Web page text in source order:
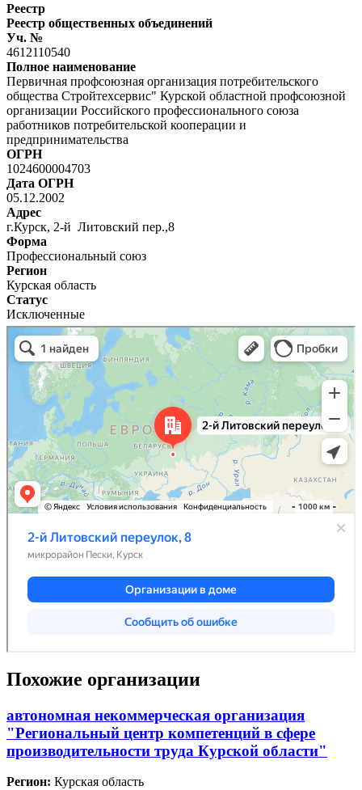
Реестр
Реестр общественных объединений
Уч. №
4612110540
Полное наименование
Первичная профсоюзная организация потребительского
общества Стройтехсервис" Курской областной профсоюзной
организации Российского профессионального союза
работников потребительской кооперации и
предпринимательства
ОГРН
1024600004703
Дата ОГРН
05.12.2002
Адрес
г.Курск, 2-й Литовский пер.,8
Форма
Профессиональный союз
Регион
Курская область
Статус
Исключенные
Похожие организации
автономная некоммерческая организация
"Региональный центр компетенций в сфере
производительности труда Курской области"
Регион: Курская область